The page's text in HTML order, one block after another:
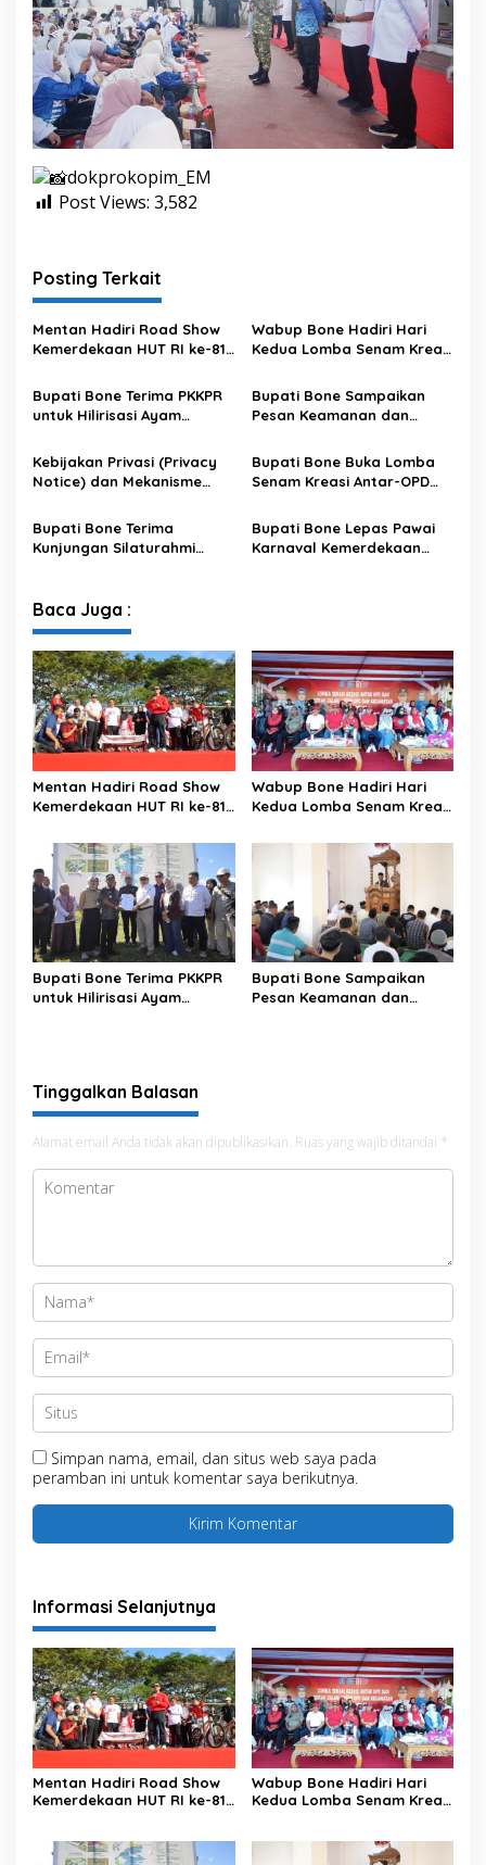
dokprokopim_EM
Post Views: 3,582
Posting Terkait
Mentan Hadiri Road Show
Kemerdekaan HUT RI ke-81
Kabupaten Bone, Dihadiri
Puluhan Ribu Masyarakat
Wabup Bone Hadiri Hari
Kedua Lomba Senam Kreasi
Bupati Bone Terima PKKPR
untuk Hilirisasi Ayam
Bupati Bone Sampaikan
Pesan Keamanan dan
Kebijakan Privasi (Privacy
Notice) dan Mekanisme
Data pada Portal Bone
Satu Data
Bupati Bone Buka Lomba
Senam Kreasi Antar-OPD
Bupati Bone Terima
Kunjungan Silaturahmi
Bupati Bone Lepas Pawai
Karnaval Kemerdekaan
Baca Juga :
Mentan Hadiri Road Show
Kemerdekaan HUT RI ke-81
Kabupaten Bone, Dihadiri
Puluhan Ribu Masyarakat
Wabup Bone Hadiri Hari
Kedua Lomba Senam Kreasi
Bupati Bone Terima PKKPR
untuk Hilirisasi Ayam
Bupati Bone Sampaikan
Pesan Keamanan dan
Tinggalkan Balasan
Alamat email Anda tidak akan dipublikasikan. Ruas yang wajib ditandai *
Simpan nama, email, dan situs web saya pada
peramban ini untuk komentar saya berikutnya.
Informasi Selanjutnya
Mentan Hadiri Road Show
Kemerdekaan HUT RI ke-81
Puluhan Ribu Masyarakat
Wabup Bone Hadiri Hari
Kedua Lomba Senam Kreasi